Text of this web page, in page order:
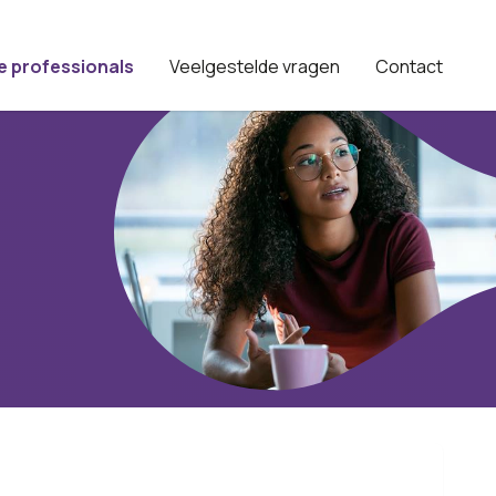
professionals Veelgestelde vragen Contact